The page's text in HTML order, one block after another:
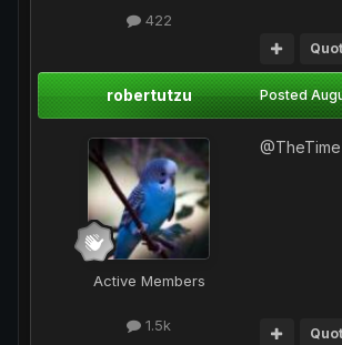
422
robertutzu
Active Members
1.5k
Posted
@TheTime